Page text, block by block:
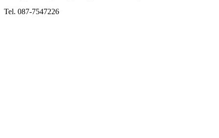
Tel. 087-7547226